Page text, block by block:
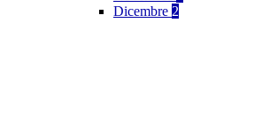
Dicembre 2